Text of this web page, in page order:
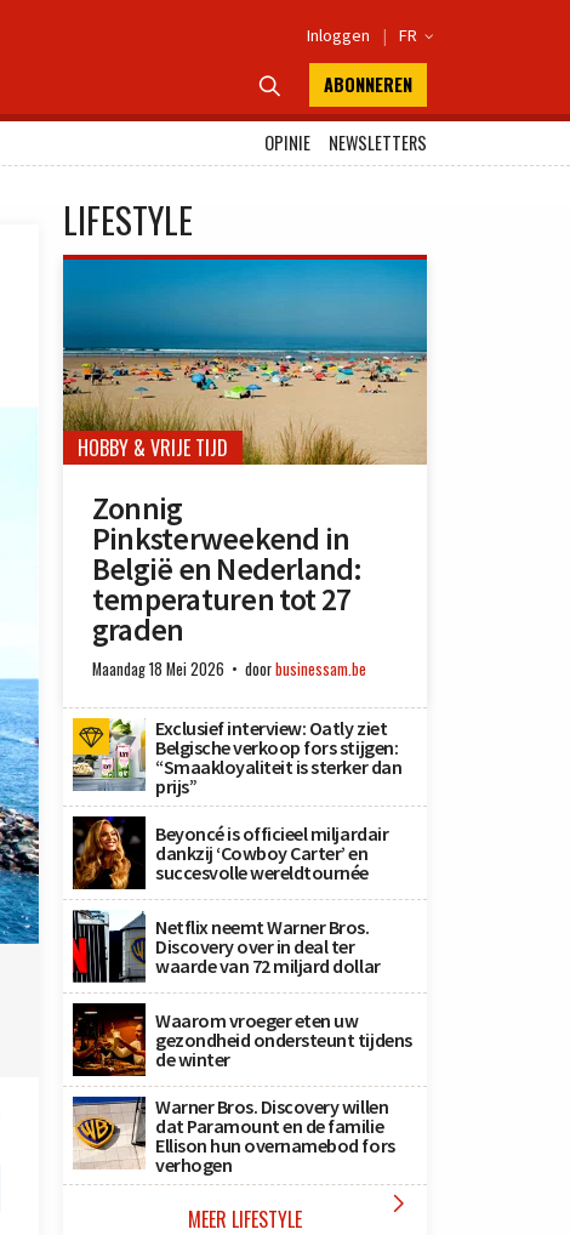
Inloggen | FR 
 ABONNEREN
OPINIE
NEWSLETTERS
LIFESTYLE
HOBBY & VRIJE TIJD
Zonnig
Pinksterweekend in
België en Nederland:
temperaturen tot 27
graden
Maandag 18 Mei 2026 doorbusinessam.be
Exclusief interview: Oatly ziet
Belgische verkoop fors stijgen:
“Smaakloyaliteit is sterker dan
prijs”
Beyoncé is officieel miljardair
dankzij ‘Cowboy Carter’ en
succesvolle wereldtournée
Netflix neemt Warner Bros.
Discovery over in deal ter
waarde van 72 miljard dollar
Waarom vroeger eten uw
gezondheid ondersteunt tijdens
de winter
Warner Bros. Discovery willen
dat Paramount en de familie
Ellison hun overnamebod fors
verhogen
MEER LIFESTYLE 